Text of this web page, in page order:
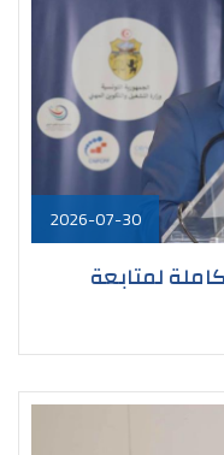
2026-07-30
لمتابعة